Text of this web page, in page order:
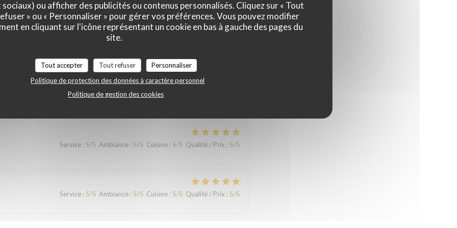
sociaux) ou afficher des publicités ou contenus personnalisés. Cliquez sur « Tout
» ou « Personnaliser » pour gérer vos préférences. Vous pouvez modifier
en cliquant sur l'icône représentant un cookie en bas à gauche des pages du
site.
Tout accepter Tout refuser
Personnaliser
Politique de protection des données à caractère personnel
Politique de gestion des cookies
2/5 1/5 /5 Qualité / Prix
poulet chaud …
Service:5/5 Ambiance :4/5 Cuisine
Service: 5/5 Ambiance: 5/5 Cuisine: 5/5 Qualité / Prix : 5/5
Service: 5/5 Ambiance: 5/5 Cuisine: 5/5 Qualité / Prix : 5/5